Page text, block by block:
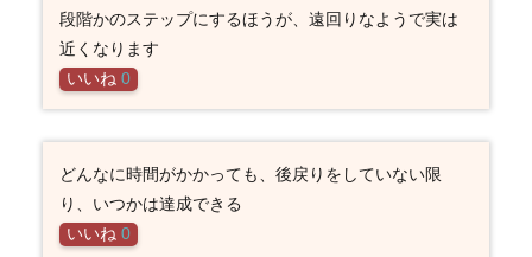
段階かのステップにするほうが、遠回りなようで実は
近くなります
いいね 0
どんなに時間がかかっても、後戻りをしていない限
り、いつかは達成できる
いいね 0